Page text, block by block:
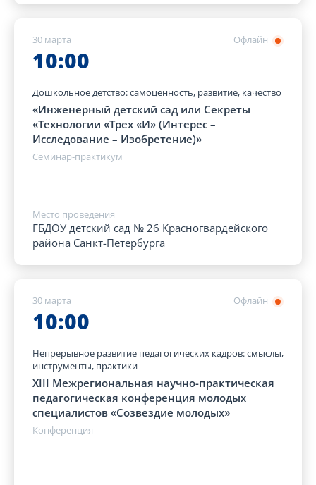
Офлайн
30 марта
10:00
Дошкольное детство: самоценность, развитие, качество
«Инженерный детский сад или Секреты
«Технологии «Трех «И» (Интерес –
Исследование – Изобретение)»
Семинар-практикум
Место проведения
ГБДОУ детский сад № 26 Красногвардейского
района Санкт-Петербурга
Офлайн
30 марта
10:00
Непрерывное развитие педагогических кадров: смыслы,
инструменты, практики
XIII Межрегиональная научно-практическая
педагогическая конференция молодых
специалистов «Созвездие молодых»
Конференция